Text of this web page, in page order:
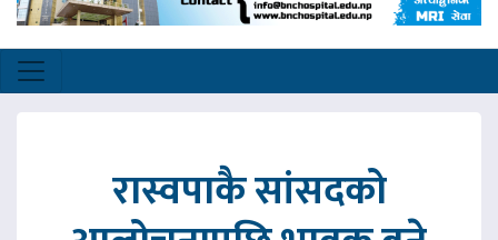
रास्वपाकै सांसदको